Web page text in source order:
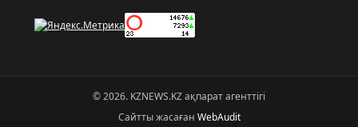
© 2026. KZNEWS.KZ ақпарат агенттігі
Сайтты жасаған WebAudit